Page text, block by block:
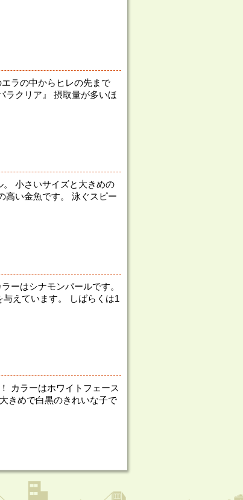
ラの中からヒレの先まで
クリア』 摂取量が多いほ
小さいサイズと大きめの
高い金魚です。 泳ぐスピー
ーはシナモンパールです。
えています。 しばらくは1
カラーはホワイトフェース
きめで白黒のきれいな子で